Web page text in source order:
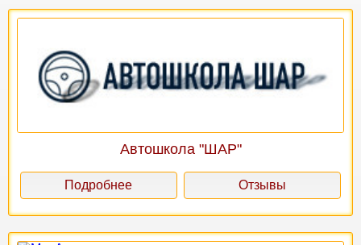
Автошкола "ШАР"
Подробнее Отзывы